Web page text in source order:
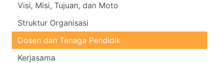
Visi, Misi, Tujuan, dan Moto
Struktur Organisasi
Dosen dan Tenaga Pendidik
Kerjasama